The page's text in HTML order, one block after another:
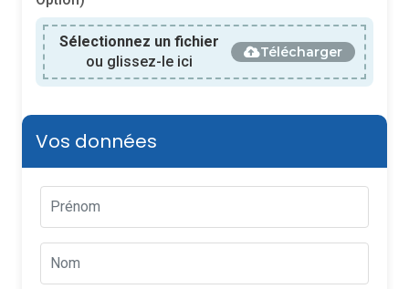
Sélectionnez un fichier
ou glissez-le ici
Télécharger
Vos données